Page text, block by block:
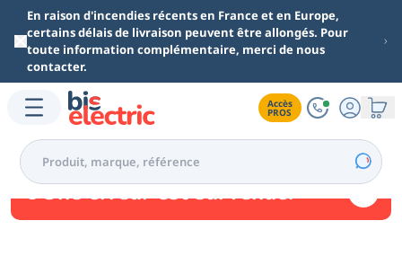
Aller au contenu principal
En raison d'incendies récents en France et en Europe,
certains délais de livraison peuvent être allongés. Pour
toute information complémentaire, merci de nous
contacter.
Accès
PROS
Une erreur est survenue.